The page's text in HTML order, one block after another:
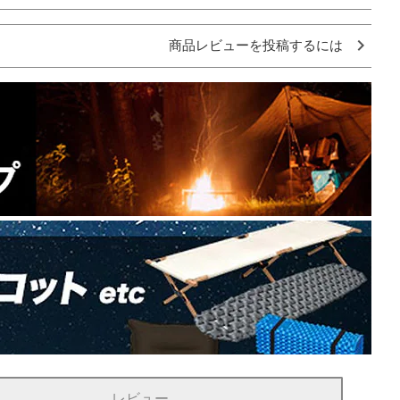
商品レビューを投稿するには